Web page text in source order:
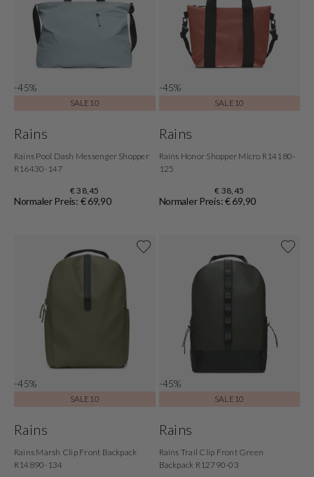
-45%
SALE10
Rains
Rains Pool Dash Messenger Shopper
R16430-147
€ 38,45
Normaler Preis: € 69,90
-45%
SALE10
Rains
Rains Honor Shopper Micro R14180-
125
€ 38,45
Normaler Preis: € 69,90
-45%
SALE10
Rains
Rains Marsh Clip Front Backpack
R14890-134
-45%
SALE10
Rains
Rains Trail Clip Front Green
Backpack R12790-03